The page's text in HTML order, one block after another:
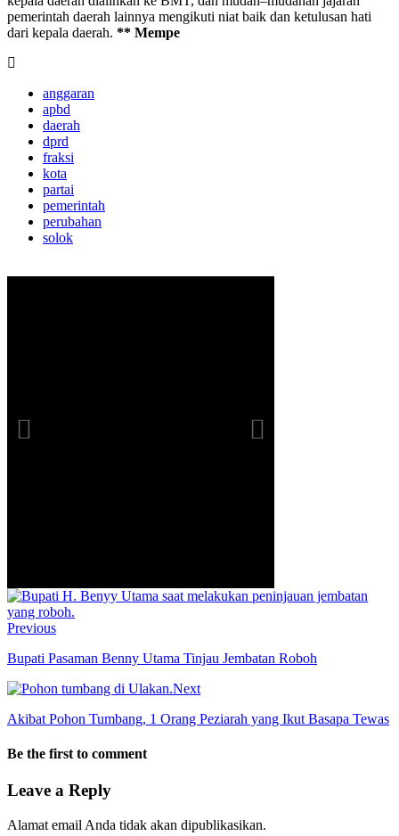
pemerintah daerah lainnya mengikuti niat baik dan ketulusan hati
dari kepala daerah. ** Mempe
anggaran
apbd
daerah
dprd
fraksi
kota
partai
pemerintah
perubahan
solok
Previous
Bupati Pasaman Benny Utama Tinjau Jembatan Roboh
Next
Akibat Pohon Tumbang, 1 Orang Peziarah yang Ikut Basapa Tewas
Be the first to comment
Leave a Reply
Alamat email Anda tidak akan dipublikasikan.